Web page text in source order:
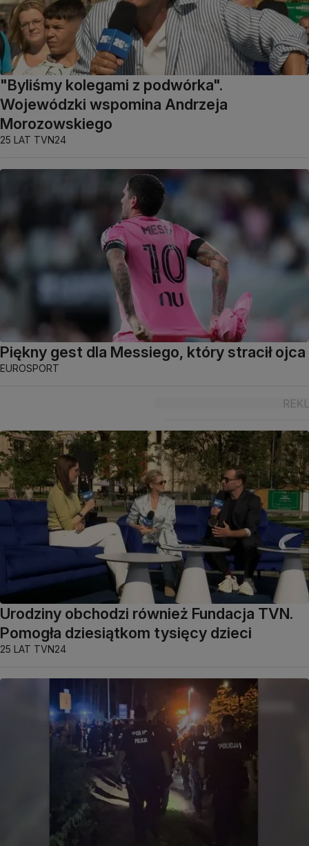
"Byliśmy kolegami z podwórka".
Wojewódzki wspomina Andrzeja
Morozowskiego
25 LAT TVN24
Piękny gest dla Messiego, który stracił ojca
EUROSPORT
Urodziny obchodzi również Fundacja TVN.
Pomogła dziesiątkom tysięcy dzieci
25 LAT TVN24